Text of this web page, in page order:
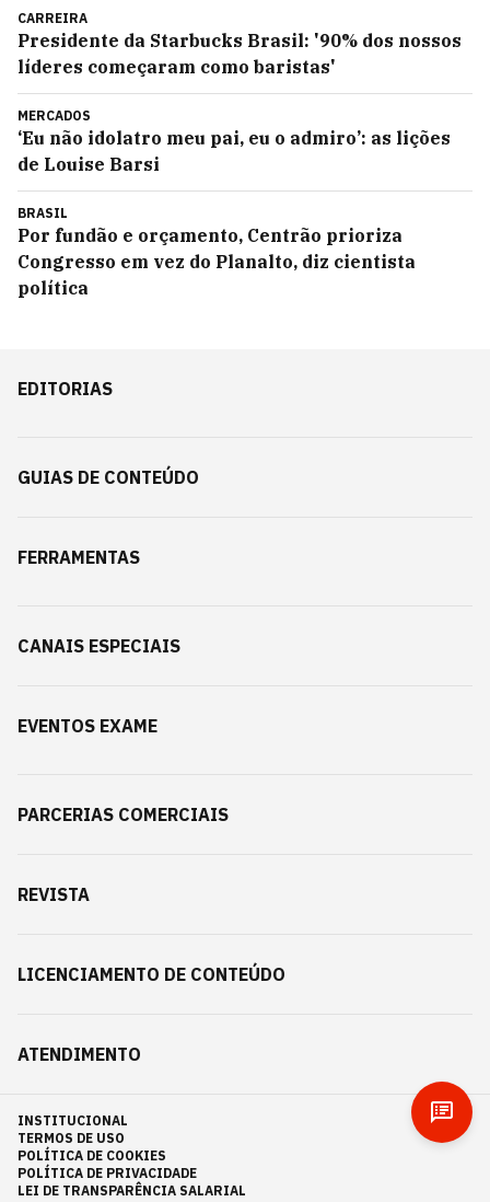
CARREIRA
Presidente da Starbucks Brasil: '90% dos nossos
líderes começaram como baristas'
MERCADOS
‘Eu não idolatro meu pai, eu o admiro’: as lições
de Louise Barsi
BRASIL
Por fundão e orçamento, Centrão prioriza
Congresso em vez do Planalto, diz cientista
política
EDITORIAS
GUIAS DE CONTEÚDO
FERRAMENTAS
CANAIS ESPECIAIS
EVENTOS EXAME
PARCERIAS COMERCIAIS
REVISTA
LICENCIAMENTO DE CONTEÚDO
ATENDIMENTO
INSTITUCIONAL
TERMOS DE USO
POLÍTICA DE COOKIES
POLÍTICA DE PRIVACIDADE
LEI DE TRANSPARÊNCIA SALARIAL